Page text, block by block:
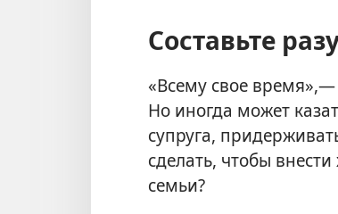
Составьте
«Всему свое
Но иногда может
супруга,
сделать, чтобы
семьи?